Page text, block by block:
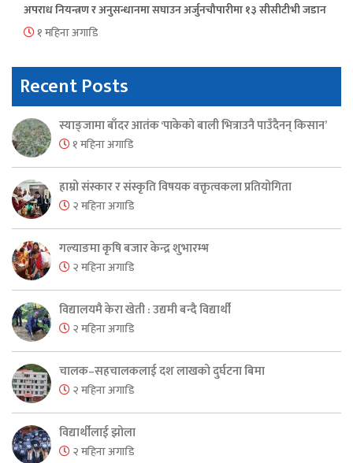
अपराध नियन्त्रण र अनुसन्धानमा सघाउन अर्जुनचौपारीमा १३ सीसीटीभी जडान
१ महिना अगाडि
Recent Posts
स्याङ्जामा बाँदर आतंक ‘पाकेको बाली भित्राउनै पाउँदैनन् किसान’
१ महिना अगाडि
हाम्रो संस्कार र संस्कृति विषयक वक्तृत्वकला प्रतियोगिता
२ महिना अगाडि
गल्याङमा कृषि बजार केन्द्र शुभारम्भ
२ महिना अगाडि
विद्यालयमै केरा खेती : उद्यमी बन्दै विद्यार्थी
२ महिना अगाडि
चालक–सहचालकलाई दश लाखको दुर्घटना बिमा
२ महिना अगाडि
विद्यार्थीलाई झोला
२ महिना अगाडि